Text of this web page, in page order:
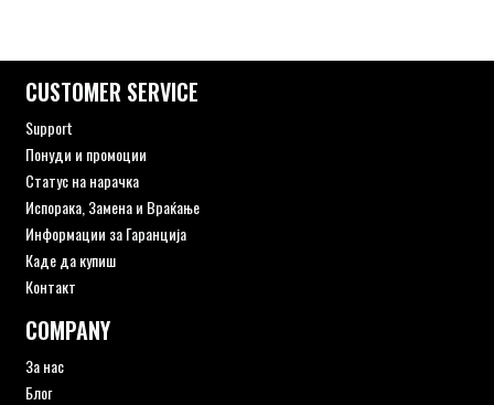
CUSTOMER SERVICE
Support
Понуди и промоции
Статус на нарачка
Испорака, Замена и Враќање
Информации за Гаранција
Каде да купиш
Контакт
COMPANY
За нас
Блог